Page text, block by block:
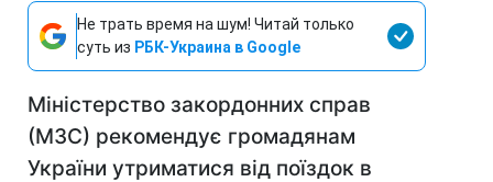
Не трать время на шум! Читай только
суть из РБК-Украина в Google
Міністерство закордонних справ
(МЗС) рекомендує громадянам
України утриматися від поїздок в